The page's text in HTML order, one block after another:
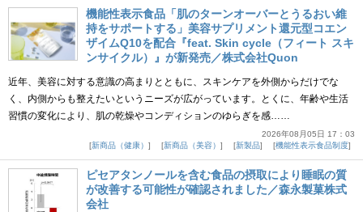
機能性表示食品「肌のターンオーバーとうるおい維
持をサポートする」美容サプリメント還元型コエン
ザイムQ10を配合『feat. Skin cycle（フィート スキ
ンサイクル）』が新発売／株式会社Quon
近年、美容に対する意識の高まりとともに、スキンケアを外側からだけでな
く、内側からも整えたいというニーズが広がっています。とくに、年齢や生活
習慣の変化により、肌の乾燥やコンディションのゆらぎを感……
2026年08月05日 17：03
新商品（健康）
新商品（美容） 新製品 機能性表示食品制度
ピセアタンノールを含む食品の摂取により睡眠の質
が改善する可能性が確認されました／森永製菓株式
会社